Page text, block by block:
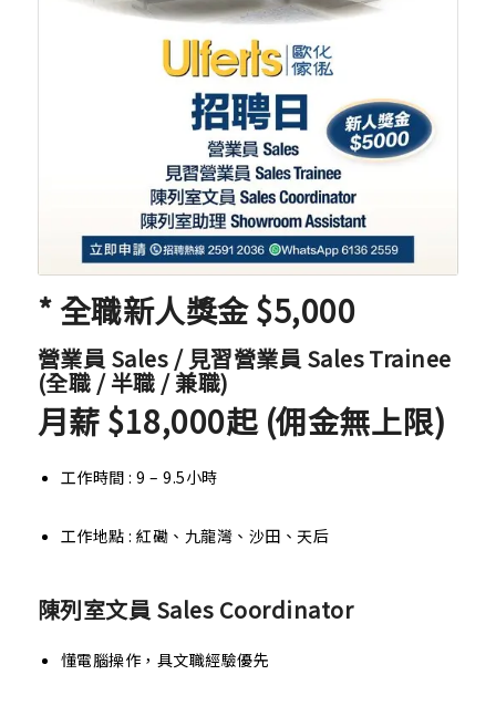
* 全職新人獎金 $5,000
營業員 Sales / 見習營業員 Sales Trainee
(全職 / 半職 / 兼職)
月薪 $18,000起 (佣金無上限)
工作時間 : 9 – 9.5小時
工作地點 : 紅磡、九龍灣、沙田、天后
陳列室文員 Sales Coordinator
懂電腦操作，具文職經驗優先